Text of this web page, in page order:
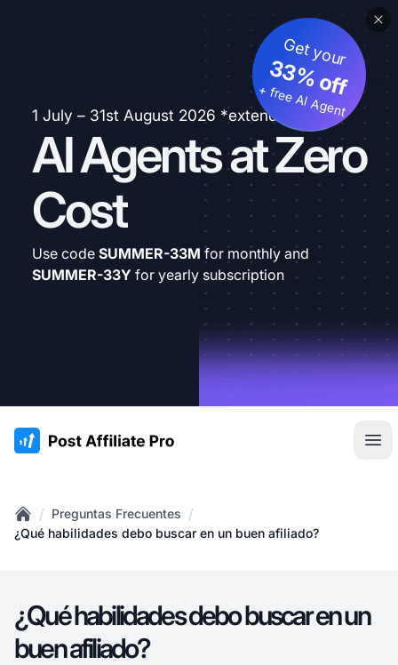
1 July – 31st August 2026 *extended
AI Agents at Zero
Cost
Get your
33% off
+ free AI Agent
Use code SUMMER-33M for monthly and
SUMMER-33Y for yearly subscription
:site.title
Home
/ Preguntas Frecuentes /
¿Qué habilidades debo buscar en un buen afiliado?
¿Qué habilidades debo buscar en un
buen afiliado?